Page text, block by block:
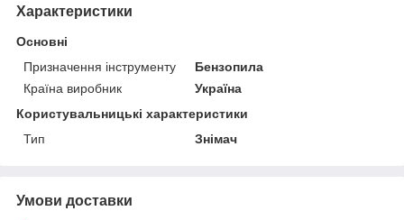
Характеристики
Основні
Призначення інструменту
Бензопила
Країна виробник
Україна
Користувальницькі характеристики
Тип
Знімач
Умови доставки